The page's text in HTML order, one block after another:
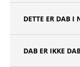
DETTE ER DAB I
DAB ER IKKE